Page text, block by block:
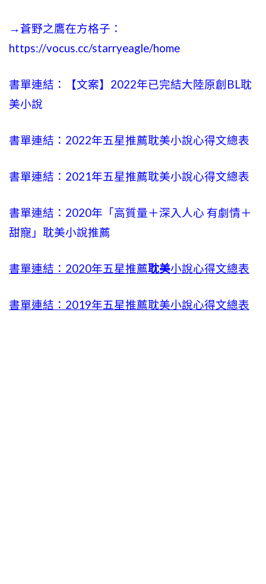
→蒼野之鷹在方格子：
https://vocus.cc/starryeagle/home
書單連結：【文案】2022年已完結大陸原創BL耽
美小說
書單連結：2022年五星推薦耽美小說心得文總表
書單連結：2021年五星推薦耽美小說心得文總表
書單連結：2020年「高質量＋深入人心 有劇情＋
甜寵」耽美小說推薦
書單連結：2020年五星推薦耽美小說心得文總表
書單連結：2019年五星推薦耽美小說心得文總表